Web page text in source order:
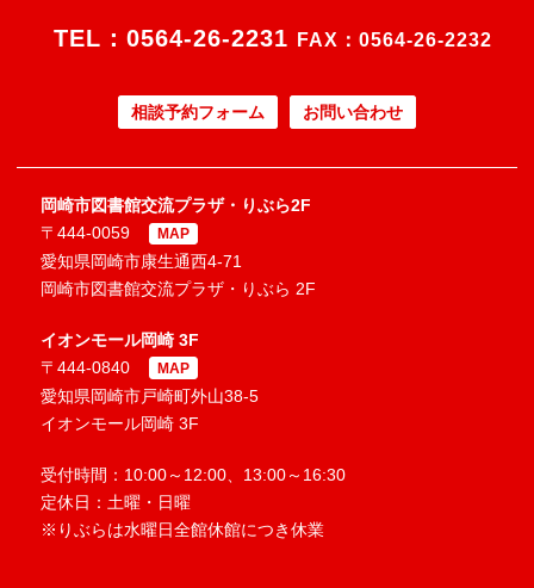
TEL： 0564-26-2231 FAX：0564-26-2232
相談予約フォーム お問い合わせ
岡崎市図書館交流プラザ・りぶら2F
〒444-0059
MAP
愛知県岡崎市康生通西4-71
岡崎市図書館交流プラザ・りぶら 2F
イオンモール岡崎 3F
〒444-0840
MAP
愛知県岡崎市戸崎町外山38-5
イオンモール岡崎 3F
受付時間：10:00～12:00、13:00～16:30
定休日：土曜・日曜
※りぶらは水曜日全館休館につき休業